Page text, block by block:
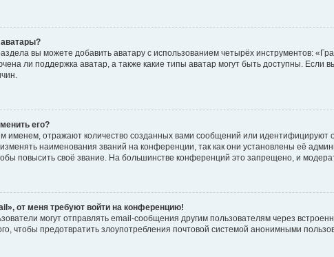
вы можете добавить аватару с использованием четырёх инструментов:
ли поддержка аватар, а также какие типы аватар могут быть доступны.
его?
именем, отражают количество созданных вами сообщений или идентифицируют
наименования званий на конференции, так как они установлены её
повысить своё звание. На большинстве конференций это запрещено, и
от меня требуют войти на конференцию!
могут отправлять email-сообщения другим пользователям через
чтобы предотвратить злоупотребления почтовой системой анонимными